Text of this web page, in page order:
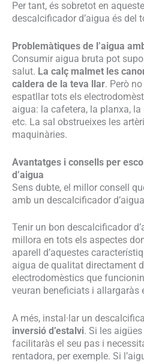
Per tant, és sobretot en
descalcificador d’aigua és del
Problemàtiques de l’aigua
Consumir aigua bruta pot
salut. La calç malmet les
caldera de la teva llar. Però
espatllar tots els
aigua: la cafetera, la planxa,
etc. La sal obstrueixes les
maquinàries.
Avantatges i consells per
d’aigua
Sens dubte, el millor consell
amb un descalcificador
Tenir un bon descalcificador
millora en tots els aspectes
aparell d’aquestes
aigua de qualitat directament
electrodomèstics que funcionin
veuran beneficiats i allargaràs
A més, instal·lar un
inversió d’estalvi. Si les
facilitaràs el seu pas i
rentadora, per exemple. Si